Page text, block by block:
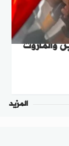
والمازوت
المزيد